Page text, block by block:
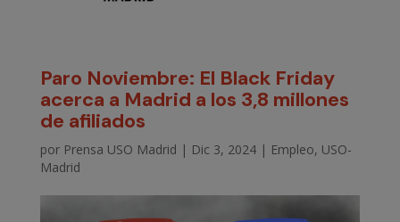
Paro Noviembre: El Black Friday
acerca a Madrid a los 3,8 millones
de afiliados
por Prensa USO Madrid | Dic 3, 2024| Empleo, USO-
Madrid